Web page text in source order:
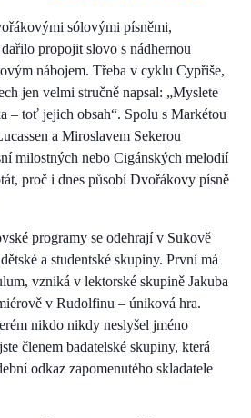
sólovými písněmi,
propojit slovo s nádhernou
nábojem. Třeba v cyklu Cypřiše,
jen velmi stručně napsal: „Myslete
– toť jejich obsah“. Spolu s Markétou
a Miroslavem Sekerou
milostných nebo Cigánských melodií
proč i dnes působí Dvořákovy písně
programy se odehrají v Sukově
a studentské skupiny. První má
vzniká v lektorské skupině Jakuba
v Rudolfinu – úniková hra.
nikdo nikdy neslyšel jméno
členem badatelské skupiny, která
odkaz zapomenutého skladatele